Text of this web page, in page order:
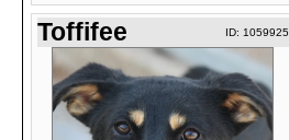
Toffifee ID: 1059925